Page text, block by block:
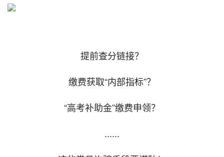
提前查分链接？
缴费获取“内部指标”？
“高考补助金”缴费申领？
......